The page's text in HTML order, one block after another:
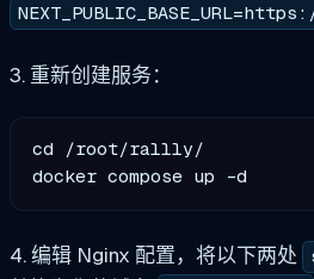
3. 重新创建服务：
cd /root/rallly/
4. 编辑 Nginx 配置，将以下两处